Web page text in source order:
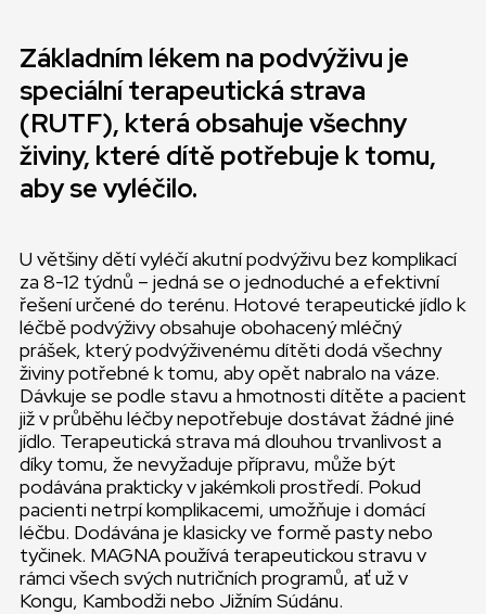
Základním lékem na podvýživu je
speciální terapeutická strava
(RUTF), která obsahuje všechny
živiny, které dítě potřebuje k tomu,
aby se vyléčilo.
U většiny dětí vyléčí akutní podvýživu bez komplikací
za 8-12 týdnů – jedná se o jednoduché a efektivní
řešení určené do terénu. Hotové terapeutické jídlo k
léčbě podvýživy obsahuje obohacený mléčný
prášek, který podvýživenému dítěti dodá všechny
živiny potřebné k tomu, aby opět nabralo na váze.
Dávkuje se podle stavu a hmotnosti dítěte a pacient
již v průběhu léčby nepotřebuje dostávat žádné jiné
jídlo. Terapeutická strava má dlouhou trvanlivost a
díky tomu, že nevyžaduje přípravu, může být
podávána prakticky v jakémkoli prostředí. Pokud
pacienti netrpí komplikacemi, umožňuje i domácí
léčbu. Dodávána je klasicky ve formě pasty nebo
tyčinek. MAGNA používá terapeutickou stravu v
rámci všech svých nutričních programů, ať už v
Kongu, Kambodži nebo Jižním Súdánu.